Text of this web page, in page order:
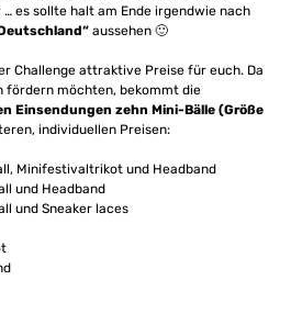
es sollte halt am Ende irgendwie nach
aussehen 🙂
Challenge attraktive Preise für euch. Da
fördern möchten, bekommt die
Einsendungen zehn Mini-Bälle (Größe
individuellen Preisen:
Minifestivaltrikot und Headband
und Headband
und Sneaker laces